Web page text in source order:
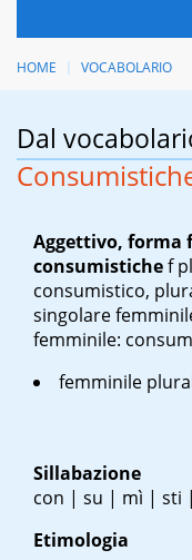
HOME VOCABOLARIO
Dal
Aggettivo, forma
consumistichef pl
consumistico,
singolare
femminile:
femminile
Sillabazione
con | su | mì | sti
Etimologia